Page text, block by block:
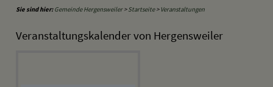
Sie sind hier: Gemeinde Hergensweiler>Startseite> Veranstaltungen
Veranstaltungskalender von Hergensweiler